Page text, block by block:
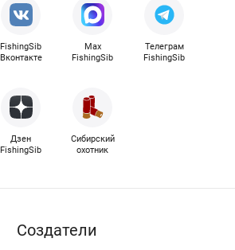
FishingSib
Вконтакте
Max
FishingSib
Телеграм
FishingSib
Дзен
FishingSib
Сибирский
охотник
Cоздатели